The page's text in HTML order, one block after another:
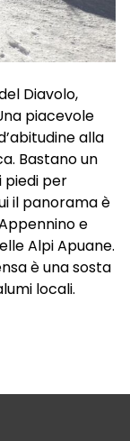
Diavolo,
piacevole
alla
Bastano un
piedi per
il panorama è
e
Alpi Apuane.
è una sosta
locali.